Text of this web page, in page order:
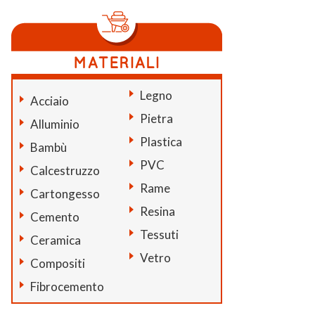
Acciaio
Alluminio
Bambù
Calcestruzzo
Cartongesso
Cemento
Ceramica
Compositi
Fibrocemento
Legno
Pietra
Plastica
PVC
Rame
Resina
Tessuti
Vetro